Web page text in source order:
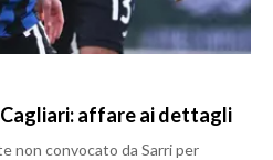
affare ai dettagli
non convocato da Sarri per